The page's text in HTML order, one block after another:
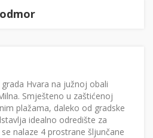
Hvara na južnoj obali
Smješteno u zaštićenoj
plažama, daleko od gradske
idealno odredište za
nalaze 4 prostrane šljunčane